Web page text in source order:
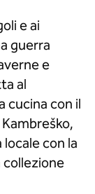
e ai
guerra
e
al
cucina con il
con la
collezione